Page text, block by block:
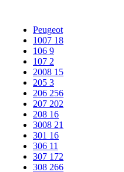
Peugeot
1007 18
106 9
107 2
2008 15
205 3
206 256
207 202
208 16
3008 21
301 16
306 11
307 172
308 266